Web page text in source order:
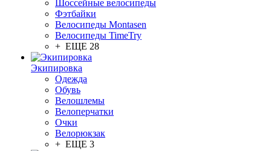
Шоссейные велосипеды
Фэтбайки
Велосипеды Montasen
Велосипеды TimeTry
+ ЕЩЕ 28
Экипировка
Одежда
Обувь
Велошлемы
Велоперчатки
Очки
Велорюкзак
+ ЕЩЕ 3